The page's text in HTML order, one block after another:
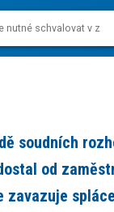
soudních
od
zavazuje